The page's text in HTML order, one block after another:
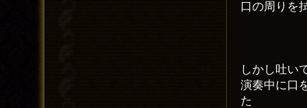
口の周りを
しかし吐い
演奏中に口
た